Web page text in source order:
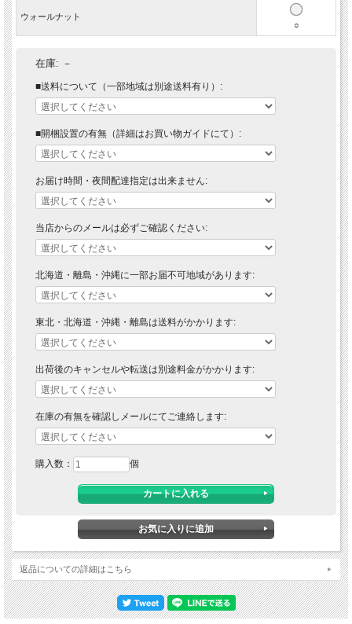
ウォールナット
○
在庫: －
■送料について（一部地域は別途送料有り）:
■開梱設置の有無（詳細はお買い物ガイドにて）:
お届け時間・夜間配達指定は出来ません:
当店からのメールは必ずご確認ください:
北海道・離島・沖縄に一部お届不可地域があります:
東北・北海道・沖縄・離島は送料がかかります:
出荷後のキャンセルや転送は別途料金がかかります:
在庫の有無を確認しメールにてご連絡します:
購入数： 個
返品についての詳細はこちら